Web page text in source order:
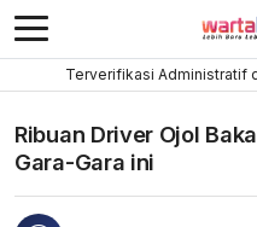
Terverifikasi Administratif
Ribuan Driver Ojol
Gara-Gara ini